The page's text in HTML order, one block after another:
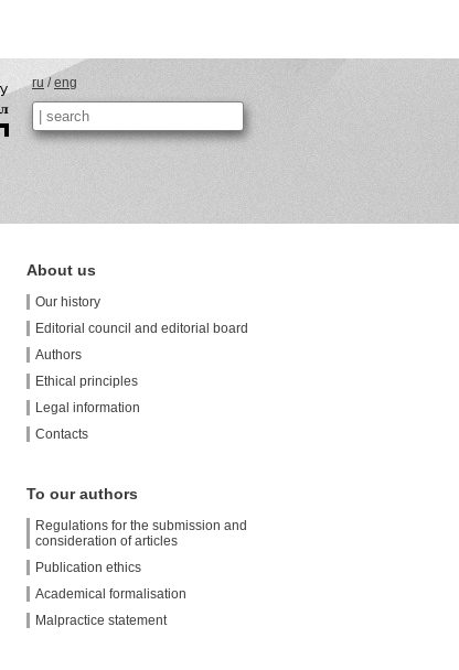
ru/ eng
About us
Our history
Editorial council and editorial board
Authors
Ethical principles
Legal information
Contacts
To our authors
Regulations for the submission and
consideration of articles
Publication ethics
Academical formalisation
Malpractice statement